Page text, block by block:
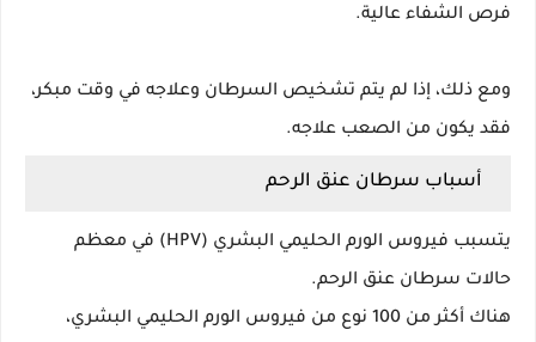
فرص الشفاء عالية.
ومع ذلك، إذا لم يتم تشخيص السرطان وعلاجه في وقت مبكر،
فقد يكون من الصعب علاجه.
أسباب سرطان عنق الرحم
يتسبب فيروس الورم الحليمي البشري (HPV) في معظم
حالات سرطان عنق الرحم.
هناك أكثر من 100 نوع من فيروس الورم الحليمي البشري،